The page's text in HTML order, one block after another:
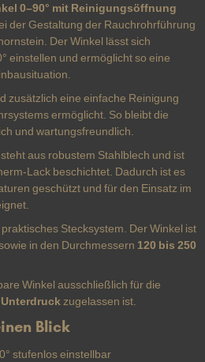
0–90° mit Reinigungsöffnung
der Gestaltung der Rauchrohrführung
Der Winkel lässt sich
einstellen und ermöglicht so eine
zusätzlich eine einfache Reinigung
ermöglicht. So bleibt die
und wartungsfreundlich.
aus robustem Stahlblech und ist
Lack beschichtet. Dadurch ist es
geschützt und für den Einsatz im
Stecksystem. Der Winkel ist
in den Durchmessern 120 bis 250
Winkel ausschließlich für die
zugelassen ist.
Blick
stufenlos einstellbar